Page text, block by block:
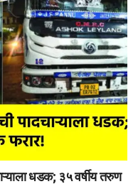
धडक; ३५ वर्षीय तरुण